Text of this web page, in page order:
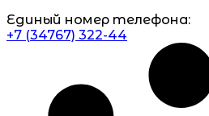
Единый номер телефона:
+7 (34767) 322-44